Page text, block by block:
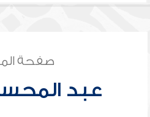
صفحة
عبد